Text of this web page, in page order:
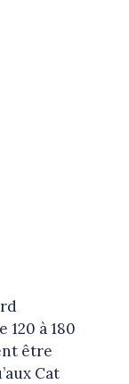
à 180
être
Cat